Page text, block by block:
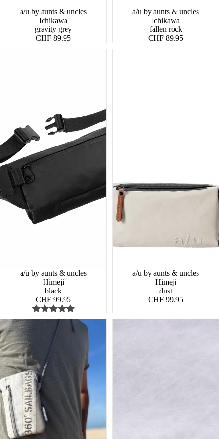
a/u by aunts & uncles
Ichikawa
gravity grey
CHF 89.95
a/u by aunts & uncles
Ichikawa
fallen rock
CHF 89.95
a/u by aunts & uncles
Himeji
black
CHF 99.95
a/u by aunts & uncles
Himeji
dust
CHF 99.95
Nautik
Lütt